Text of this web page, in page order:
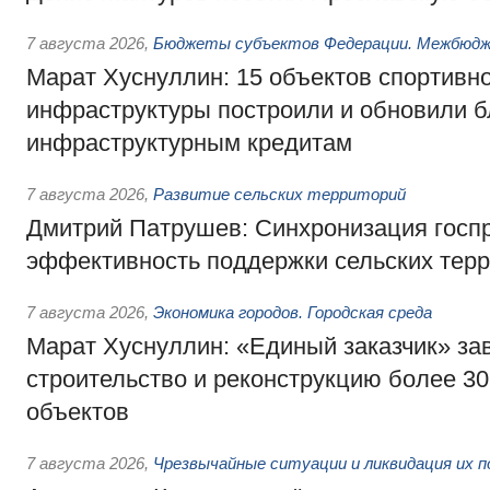
7 августа 2026, Бюджеты субъектов Федерации.
Марат Хуснуллин: 15 объектов
инфраструктуры построили и обновили
инфраструктурным кредитам
7 августа 2026, Развитие сельских территорий
Дмитрий Патрушев: Синхронизация
эффективность поддержки сельских
7 августа 2026, Экономика городов. Городская среда
Марат Хуснуллин: «Единый заказчик»
строительство и реконструкцию более
объектов
7 августа 2026, Чрезвычайные ситуации и ликвидация их